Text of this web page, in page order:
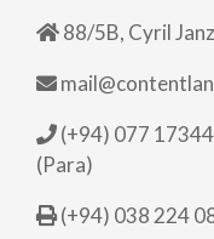
88/5B, Cyril
(+94) 077
(Para)
(+94) 038 224